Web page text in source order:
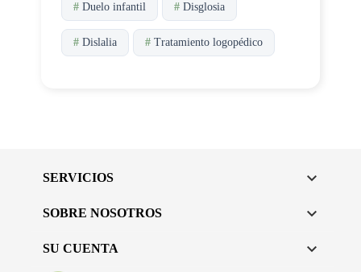
# Duelo infantil # Disglosia
# Dislalia # Tratamiento logopédico
SERVICIOS 
SOBRE NOSOTROS 
SU CUENTA 